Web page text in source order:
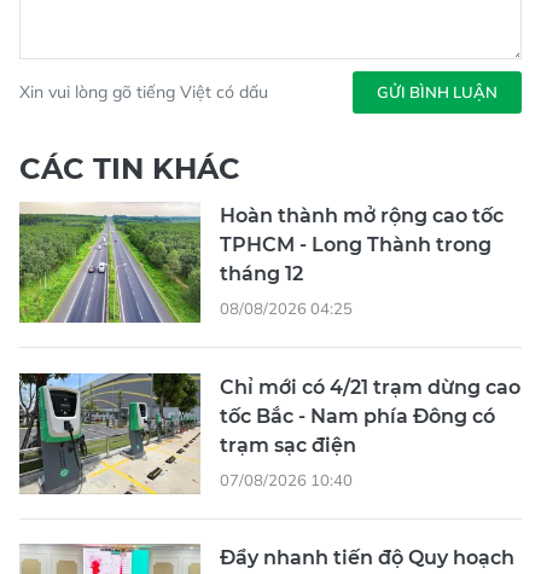
Xin vui lòng gõ tiếng Việt có dấu GỬI BÌNH LUẬN
CÁC TIN KHÁC
Hoàn thành mở rộng cao tốc
TPHCM - Long Thành trong
tháng 12
08/08/2026 04:25
Chỉ mới có 4/21 trạm dừng cao
tốc Bắc - Nam phía Đông có
trạm sạc điện
07/08/2026 10:40
Đẩy nhanh tiến độ Quy hoạch